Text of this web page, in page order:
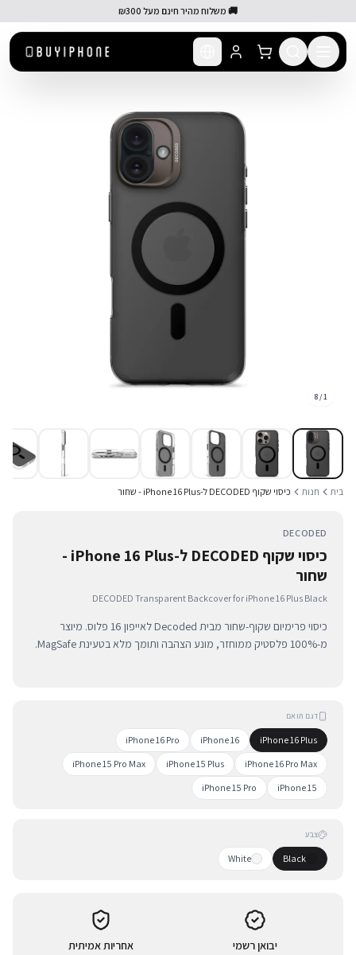
🚚 משלוח מהיר חינם מעל ₪300
1
/
8
בית חנות כיסוי שקוף DECODED ל-iPhone 16 Plus - שחור
DECODED
כיסוי שקוף DECODED ל-iPhone 16 Plus -
שחור
DECODED Transparent Backcover for iPhone 16 Plus Black
כיסוי פרימיום שקוף-שחור מבית Decoded לאייפון 16 פלוס. מיוצר
מ-100% פלסטיק ממוחזר, מונע הצהבה ותומך מלא בטעינת MagSafe.
דגם תואם
iPhone 16 Plus
iPhone 16
iPhone 16 Pro
iPhone 16 Pro Max
iPhone 15 Plus
iPhone 15 Pro Max
iPhone 15
iPhone 15 Pro
צבע
Black
White
יבואן רשמי אחריות אמיתית